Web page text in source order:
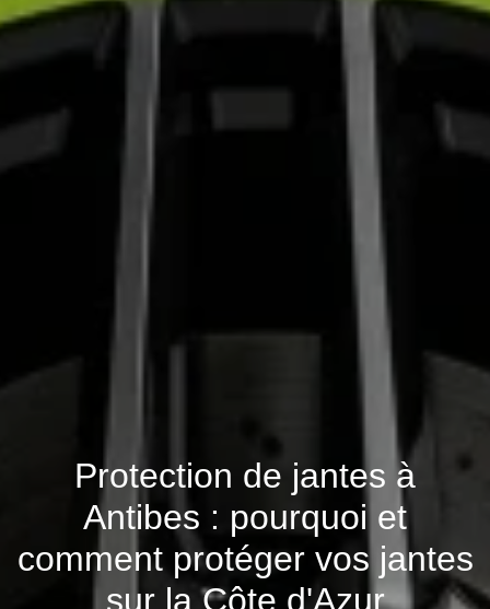
Protection de jantes à
Antibes : pourquoi et
comment protéger vos jantes
sur la Côte d'Azur